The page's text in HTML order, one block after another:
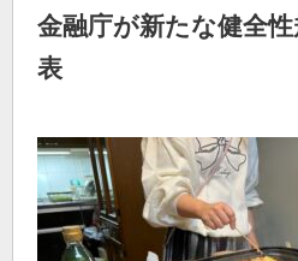
金融庁が新たな健全
表